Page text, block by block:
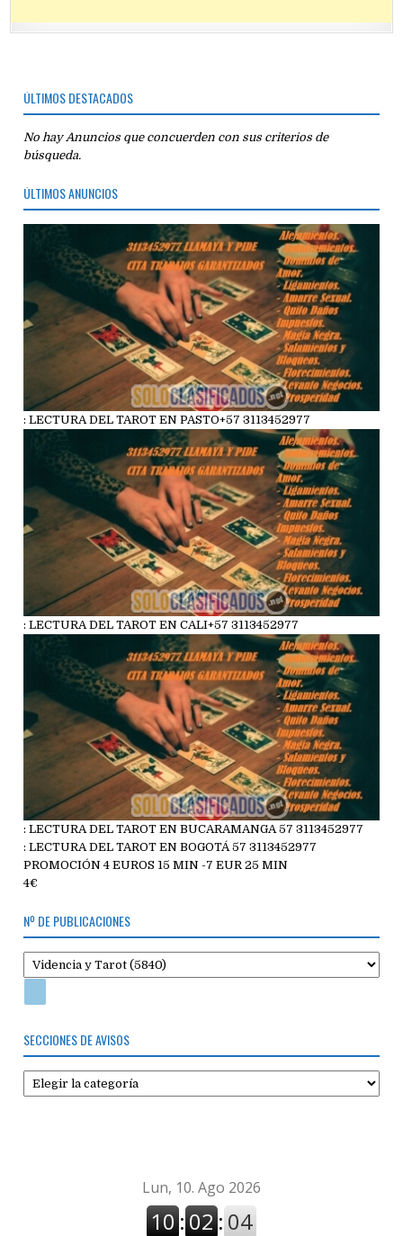
ÚLTIMOS DESTACADOS
No hay Anuncios que concuerden con sus criterios de
búsqueda.
ÚLTIMOS ANUNCIOS
: LECTURA DEL TAROT EN PASTO+57 3113452977
: LECTURA DEL TAROT EN CALI+57 3113452977
: LECTURA DEL TAROT EN BUCARAMANGA 57 3113452977
: LECTURA DEL TAROT EN BOGOTÁ 57 3113452977
PROMOCIÓN 4 EUROS 15 MIN -7 EUR 25 MIN
4€
Nº DE PUBLICACIONES
SECCIONES DE AVISOS
Secciones
de